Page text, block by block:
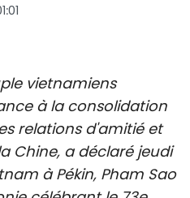
vietnamiens
à la consolidation
relations d'amitié et
Chine, a déclaré jeudi
à Pékin, Pham Sao